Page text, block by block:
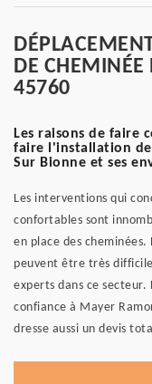
DE CHEMINÉE
45760
Les raisons de faire
faire l'installation
Sur Bionne et ses
Les interventions qui
confortables sont
en place des
peuvent être très
experts dans ce secteur.
confiance à Mayer
dresse aussi un devis